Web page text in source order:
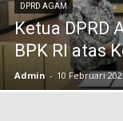
DPRD AGAM
Ketua DPRD
BPK RI atas
Admin - 10 Februari